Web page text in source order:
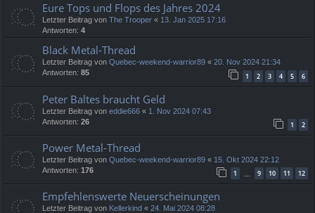
Eure Tops und Flops des Jahres 2024
Letzter Beitrag von The Trooper « 13. Jan 2025 17:16
Antworten: 4
Black Metal-Thread
Letzter Beitrag von Quebec-weekend-warrior89 « 20. Nov 2024 21:34
Antworten: 85 1 2 3 4 5 6
Peter Baltes braucht Geld
Letzter Beitrag von eddie666 « 1. Nov 2024 07:43
Antworten: 26 1 2
Power Metal-Thread
Letzter Beitrag von Quebec-weekend-warrior89 « 15. Okt 2024 22:12
Antworten: 176 1 9 10 11 12
Empfehlenswerte Neuerscheinungen
Letzter Beitrag von Kellerkind « 24. Mai 2024 08:28